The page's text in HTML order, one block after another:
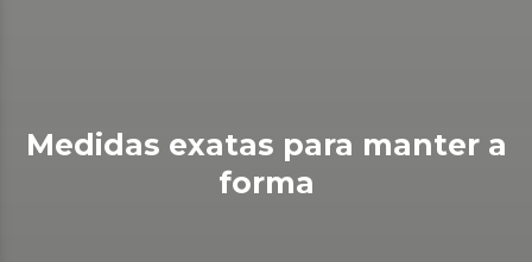
Medidas exatas para manter a
forma